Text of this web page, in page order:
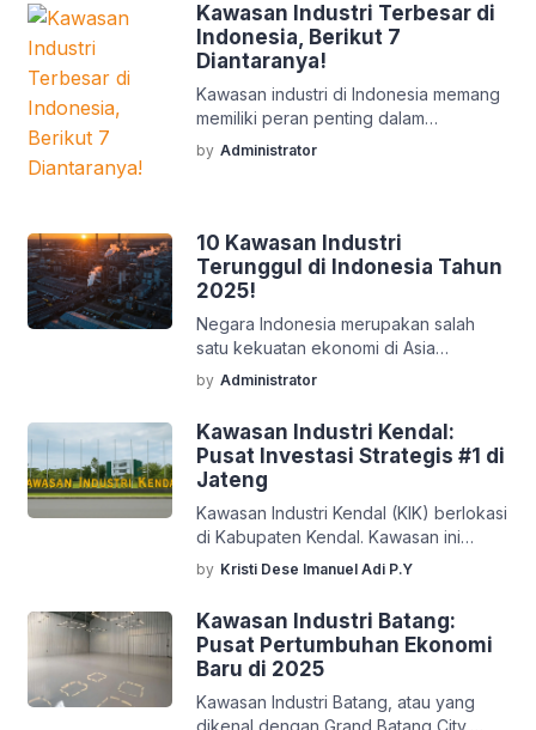
Kawasan Industri Terbesar di
Indonesia, Berikut 7
Diantaranya!
Kawasan industri di Indonesia memang
memiliki peran penting dalam
mengembangkan sektor industri
negara ini, terutama dari kawasan-
perusahaan dapat menghemat biaya
produksi serta dapat meningkatkan
efisiensi, karena memiliki akses yang
infrastruktur, serta fasilitas pendukung
lainnya. Di artikel sebelumnnya kami
sudah membahas 7 […]
by Administrator
10 Kawasan Industri
Terunggul di Indonesia Tahun
2025!
Negara Indonesia merupakan salah
satu kekuatan ekonomi di Asia
Tenggara. Mengapa? Karena
pertumbuhan perekonomian di
Indonesia terus menunjukkan
peningkatan yang signifikan di
berbagai sektor industri. Nah, salah
satu pendorong utama pertumbuhan ini
yaitu dengan adanya kawasan industri
yang semakin berkembang dan
tersebar di berbagai pulau. Menurut
di Indonesia sudah mencapai […]
by Administrator
Kawasan Industri Kendal:
Pusat Investasi Strategis #1 di
Jateng
Kawasan Industri Kendal (KIK) berlokasi
di Kabupaten Kendal. Kawasan ini
menjadi salah satu kawasan industri
strategis dan modern yang sedang
berkembang pesat di Indonesia,
khususnya di wilayah Jawa Tengah.
Kawasan industri ini menawarkan
berbagai keunggulan yang
menjadikannya magnet baru bagi
by Kristi Dese Imanuel Adi P.Y
Kawasan Industri Batang:
Pusat Pertumbuhan Ekonomi
Baru di 2025
Kawasan Industri Batang, atau yang
dikenal dengan Grand Batang City,